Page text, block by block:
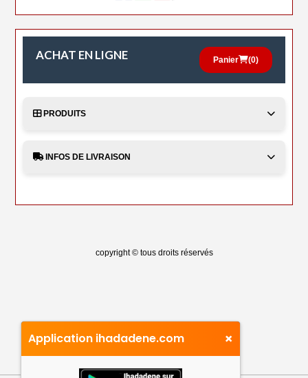
ACHAT EN LIGNE Panier (0)
PRODUITS
INFOS DE LIVRAISON
copyright © tous droits réservés
Application ihadadene.com ×